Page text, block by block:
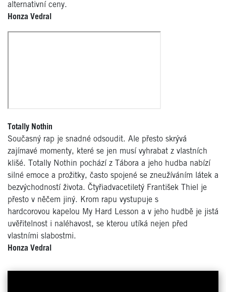
alternativní ceny.
Honza Vedral
Totally Nothin
Současný rap je snadné odsoudit. Ale přesto skrývá
zajímavé momenty, které se jen musí vyhrabat z vlastních
klišé. Totally Nothin pochází z Tábora a jeho hudba nabízí
silné emoce a prožitky, často spojené se zneužíváním látek a
bezvýchodností života. Čtyřiadvacetiletý František Thiel je
přesto v něčem jiný. Krom rapu vystupuje s
hardcorovou kapelou My Hard Lesson a v jeho hudbě je jistá
uvěřitelnost i naléhavost, se kterou utíká nejen před
vlastními slabostmi.
Honza Vedral